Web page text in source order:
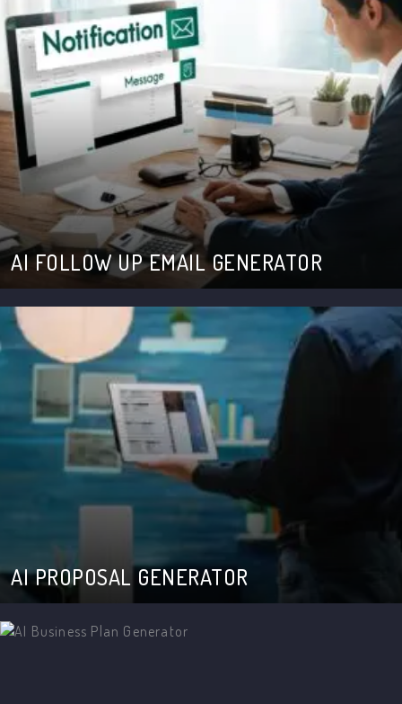
AI FOLLOW UP EMAIL GENERATOR
AI PROPOSAL GENERATOR